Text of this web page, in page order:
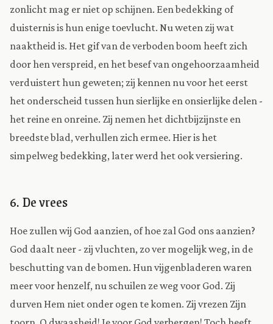
zonlicht mag er niet op schijnen. Een bedekking of
duisternis is hun enige toevlucht. Nu weten zij wat
naaktheid is. Het gif van de verboden boom heeft zich
door hen verspreid, en het besef van ongehoorzaamheid
verduistert hun geweten; zij kennen nu voor het eerst
het onderscheid tussen hun sierlijke en onsierlijke delen -
het reine en onreine. Zij nemen het dichtbijzijnste en
breedste blad, verhullen zich ermee. Hier is het
simpelweg bedekking, later werd het ook versiering.
6. De vrees
Hoe zullen wij God aanzien, of hoe zal God ons aanzien?
God daalt neer - zij vluchten, zo ver mogelijk weg, in de
beschutting van de bomen. Hun vijgenbladeren waren
meer voor henzelf, nu schuilen ze weg voor God. Zij
durven Hem niet onder ogen te komen. Zij vrezen Zijn